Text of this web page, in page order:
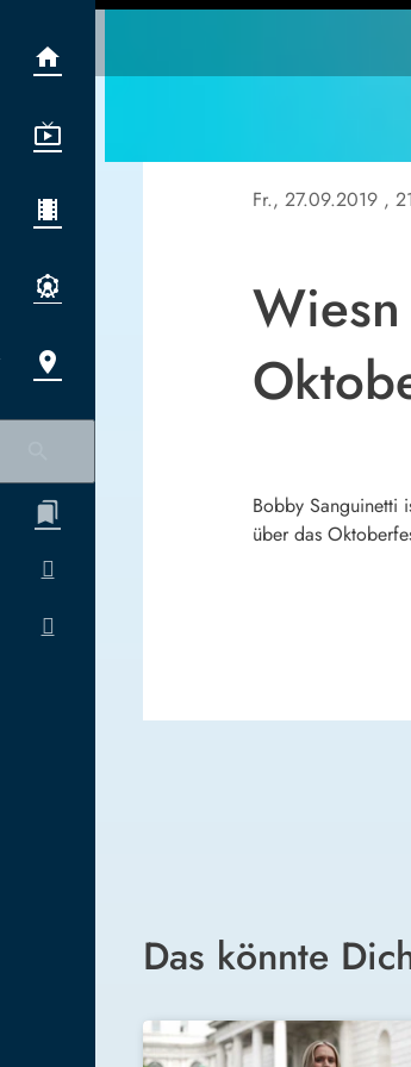
Fr., 27.09.2019 ,
Bobby Sanguinetti
über das
Das könnte